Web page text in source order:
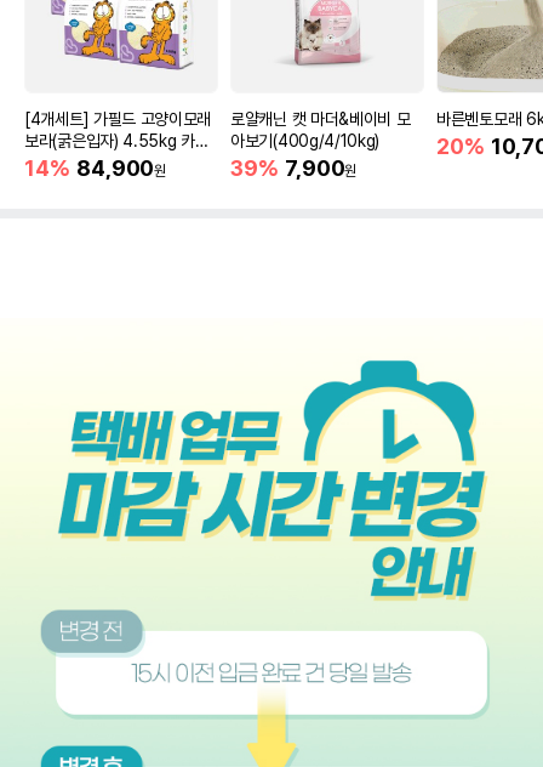
[4개세트] 가필드 고양이모래
보라(굵은입자) 4.55kg 카사
바모래
14% 84,900원
로얄캐닌 캣 마더&베이비 모
아보기(400g/4/10kg)
39% 7,900원
바른벤토모래
20%